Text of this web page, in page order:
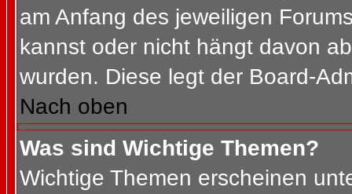
am Anfang des jeweiligen
kannst oder nicht hängt davon
wurden. Diese legt der Board-
Nach oben
Was sind Wichtige Themen?
Wichtige Themen erscheinen